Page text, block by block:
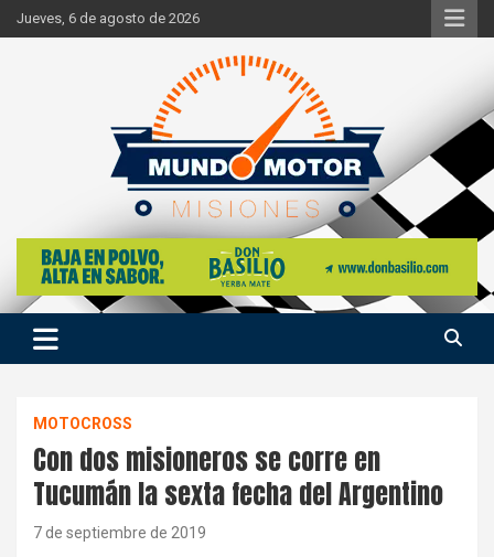
Skip
to
Jueves, 6 de agosto de 2026
Mundo Motor Misiones
Si hay ruido de motores ahí estaremos
MOTOCROSS
Con dos misioneros se corre en
Tucumán la sexta fecha del Argentino
7 de septiembre de 2019